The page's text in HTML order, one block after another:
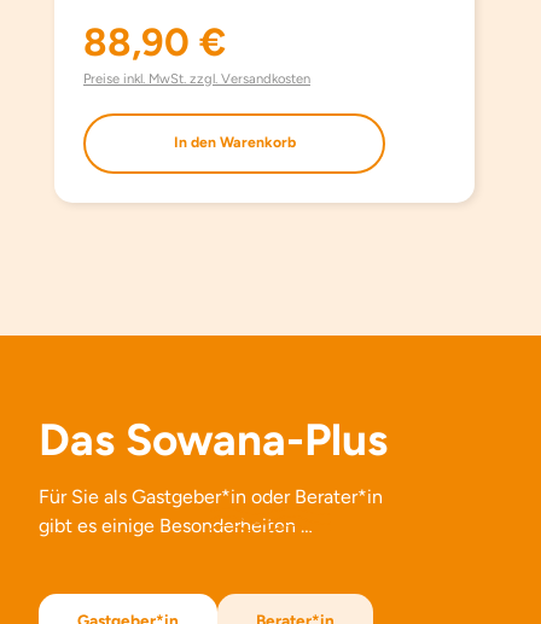
Regulärer Preis:
88,90 €
Preise inkl. MwSt. zzgl. Versandkosten
In den Warenkorb
Das Sowana-Plus
Für Sie als Gastgeber*in oder Berater*in
gibt es einige Besonderheiten …
Gastgeber*in Berater*in